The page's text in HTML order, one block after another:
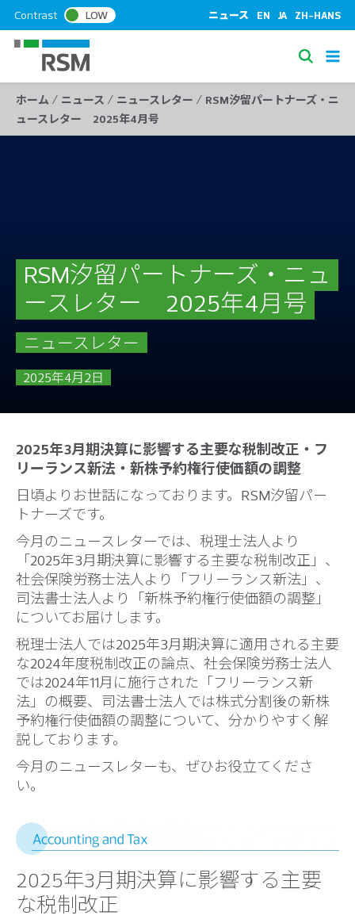
k
t
Contrast LOW ニュース EN JA ZH-HANS
S
e
a
ホーム / ニュース / ニュースレター / RSM汐留パートナーズ・ニ
ュースレター 2025年4月号
RSM汐留パートナーズ・ニュ
ースレター 2025年4月号
ニュースレター
2025年4月2日
2025年3月期決算に影響する主要な税制改正・フ
リーランス新法・新株予約権行使価額の調整
日頃よりお世話になっております。RSM汐留パー
トナーズです。
今月のニュースレターでは、税理士法人より
「2025年3月期決算に影響する主要な税制改正」、
社会保険労務士法人より「フリーランス新法」、
司法書士法人より「新株予約権行使価額の調整」
についてお届けします。
税理士法人では2025年3月期決算に適用される主要
な2024年度税制改正の論点、社会保険労務士法人
では2024年11月に施行された「フリーランス新
法」の概要、司法書士法人では株式分割後の新株
予約権行使価額の調整について、分かりやすく解
説しております。
今月のニュースレターも、ぜひお役立てくださ
い。
2025年3月期決算に影響する主要
な税制改正